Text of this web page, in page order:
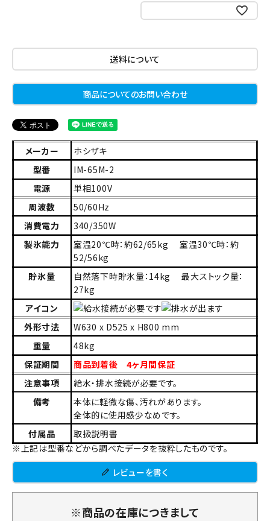
送料について
商品についてのお問い合わせ
メーカー
ホシザキ
型番
IM-65M-2
電源
単相100V
周波数
50/60Hz
消費電力
340/350W
製氷能力
室温20℃時：約62/65kg 室温30℃時：約
52/56kg
貯氷量
自然落下時貯氷量：14kg 最大ストック量：
27kg
アイコン
外形寸法
W630 x D525 x H800 mm
重量
48kg
保証期間
商品到着後 4ヶ月間保証
注意事項
給水・排水接続が必要です。
備考
本体に軽微な傷、汚れがあります。
全体的に使用感少なめです。
付属品
取扱説明書
※上記は型番などから調べたデータを抜粋したものです。
レビューを書く
※商品の在庫につきまして